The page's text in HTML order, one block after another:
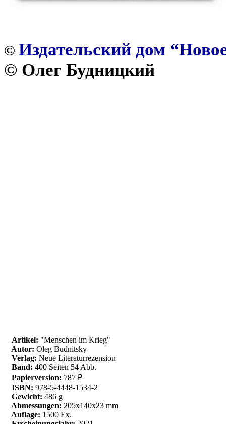
© Издательский дом
© Олег Будницкий
Artikel: "Menschen im Krieg"
Autor: Oleg Budnitsky
Verlag: Neue Literaturrezension
Band: 400 Seiten 54 Abb.
Papierversion: 787 ₽
ISBN: 978-5-4448-1534-2
Gewicht: 486 g
Abmessungen: 205x140x23 mm
Auflage: 1500 Ex.